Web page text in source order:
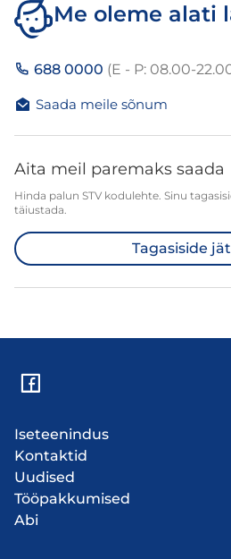
Me oleme alati
688 0000 (E - P: 08.00-
Saada meile sõnum
Aita meil paremaks saada
Hinda palun STV kodulehte. Sinu
täiustada.
Tagasiside
Iseteenindus
Kontaktid
Uudised
Tööpakkumised
Abi